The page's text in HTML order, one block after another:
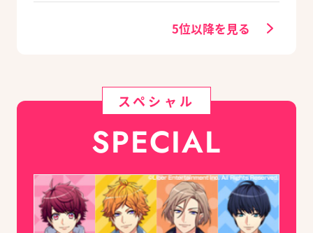
定セットも同時発売
5位以降を見る
スペシャル
SPECIAL